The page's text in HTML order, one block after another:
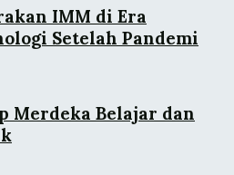
IMM di Era
Setelah Pandemi
Merdeka Belajar dan